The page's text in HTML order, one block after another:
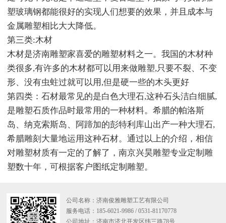
塑玻璃钢都能很好的实现人们想要的效果，并且成本与
金属雕塑相比大大降低。
第三类:木材
木材是济南雕塑家喜爱的雕塑材料之一。我国的木材种
类很多,有许多的木材都可以用来做雕塑,只要不裂、不变
形、没有虫蛀过就可以用,但是硬一些的木头更好
第四类：石材最常见的是白色大理石,这种石头洁白细腻,
是雕塑石质作品时最常用的一种材料。希腊的帕洛斯
岛、纳克索斯岛、阿蹄加的彭特利库山出产一种大理石,
希腊雕刻大量地运用这种石材。通过以上的介绍，相信
对雕塑材质有一定的了解了，南京兴昊雕塑专业定制雕
塑数十年，可根据客户图纸定制雕塑。
公司名称：济南俊雅雕塑工艺有限公司
服务电话：185-6021-9986 / 0531-81170778
公司地址：济南市济北开发区纬三路78号